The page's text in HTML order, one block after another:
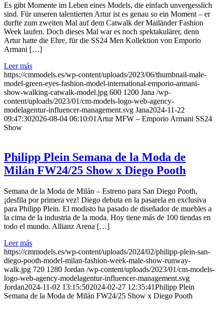
Es gibt Momente im Leben eines Models, die einfach unvergesslich
sind. Für unseren talentierten Artur ist es genau so ein Moment – er
durfte zum zweiten Mal auf dem Catwalk der Mailänder Fashion
Week laufen. Doch dieses Mal war es noch spektakulärer, denn
Artur hatte die Ehre, für die SS24 Men Kollektion von Emporio
Armani […]
Leer más
https://cmmodels.es/wp-content/uploads/2023/06/thumbnail-male-
model-green-eyes-fashion-model-international-emporio-armani-
show-walking-catwalk-model.jpg 600 1200 Jana /wp-
content/uploads/2023/01/cm-models-logo-web-agency-
modelagentur-influencer-management.svg Jana2024-11-22
09:47:302026-08-04 06:10:01 Artur MFW – Emporio Armani SS24
Show
Philipp Plein Semana de la Moda de
Milán FW24/25 Show x Diego Pooth
Semana de la Moda de Milán – Estreno para San Diego Pooth,
¡desfila por primera vez! Diego debuta en la pasarela en exclusiva
para Philipp Plein. El modisto ha pasado de diseñador de muebles a
la cima de la industria de la moda. Hoy tiene más de 100 tiendas en
todo el mundo. Allianz Arena […]
Leer más
https://cmmodels.es/wp-content/uploads/2024/02/philipp-plein-san-
diego-pooth-model-milan-fashion-week-male-show-runway-
walk.jpg 720 1280 Jordan /wp-content/uploads/2023/01/cm-models-
logo-web-agency-modelagentur-influencer-management.svg
Jordan2024-11-02 13:15:502024-02-27 12:35:41Philipp Plein
Semana de la Moda de Milán FW24/25 Show x Diego Pooth